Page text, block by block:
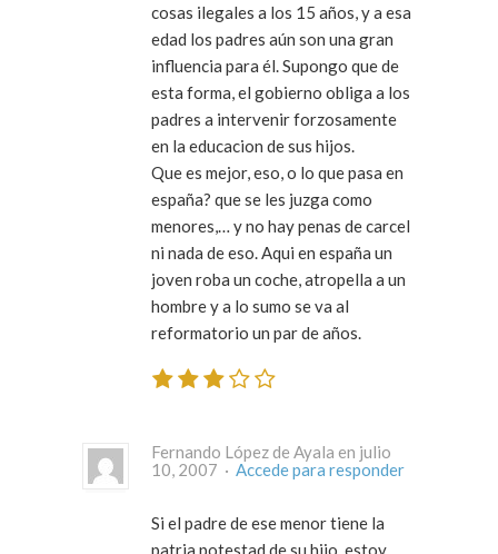
cosas ilegales a los 15 años, y a esa
edad los padres aún son una gran
influencia para él. Supongo que de
esta forma, el gobierno obliga a los
padres a intervenir forzosamente
en la educacion de sus hijos.
Que es mejor, eso, o lo que pasa en
españa? que se les juzga como
menores,… y no hay penas de carcel
ni nada de eso. Aqui en españa un
joven roba un coche, atropella a un
hombre y a lo sumo se va al
reformatorio un par de años.
Fernando López de Ayala en julio
10, 2007 · Accede para responder
Si el padre de ese menor tiene la
patria potestad de su hijo, estoy